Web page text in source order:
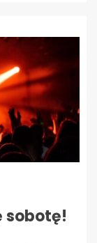
sobotę!